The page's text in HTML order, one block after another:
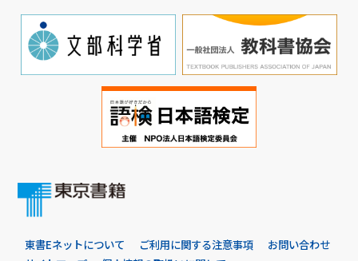
東書Eネットについて ご利用に関する注意事項
お問い合わせ